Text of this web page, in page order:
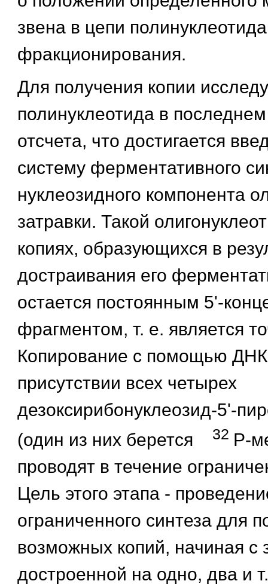
звена в цепи
фракционирования.
Для получения копии
полинуклеотида в
отсчета, что достигается
систему ферментативного
нуклеозидного компонента
затравки. Такой
копиях, образующихся в
достраивания его
остается постоянным 5'-
фрагментом, т. е. является
Копирование с помощью
присутствии всех четырех
дезоксирибонуклеозид-5'-
(один из них берется
32 Р-
проводят в течение
Цель этого этапа -
ограниченного синтеза для
возможных копий, начиная с
достроенной на одно, два и